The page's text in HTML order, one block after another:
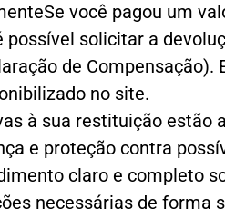
você pagou um
solicitar a
de
no site.
à sua restituição estão
e proteção contra
claro e completo
necessárias de forma